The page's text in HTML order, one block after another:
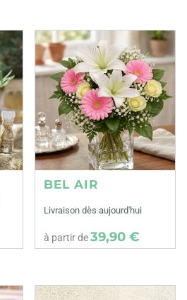
BEL AIR
Livraison dès aujourd'hui
à partir de39,90 €